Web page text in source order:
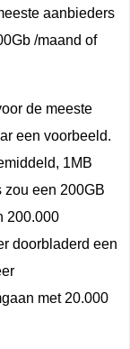
aanbieders
/maand of
de meeste
een voorbeeld.
1MB
zou een 200GB
200.000
doorbladerd een
met 20.000